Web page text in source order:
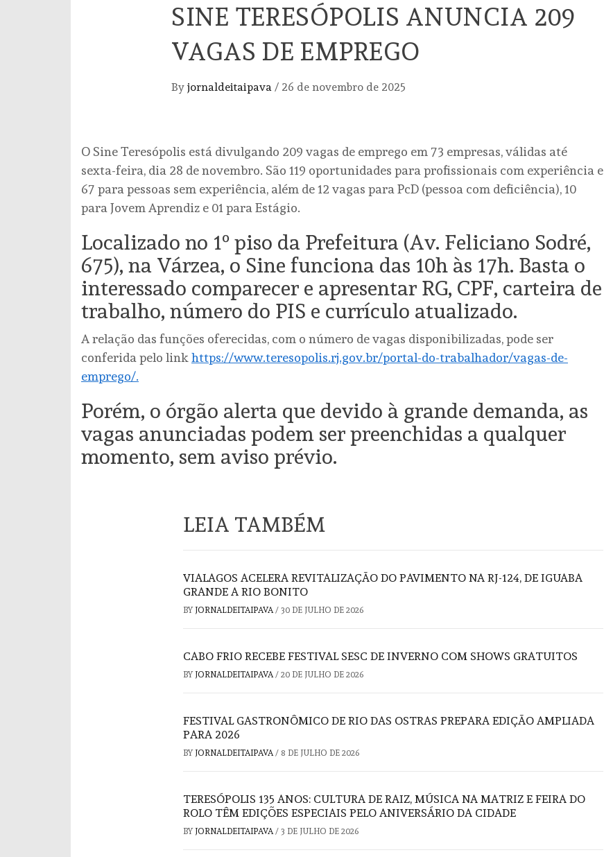
SINE TERESÓPOLIS ANUNCIA 209
VAGAS DE EMPREGO
By jornaldeitaipava / 26 de novembro de 2025
O Sine Teresópolis está divulgando 209 vagas de emprego em 73 empresas, válidas até
sexta-feira, dia 28 de novembro. São 119 oportunidades para profissionais com experiência e
67 para pessoas sem experiência, além de 12 vagas para PcD (pessoa com deficiência), 10
para Jovem Aprendiz e 01 para Estágio.
Localizado no 1º piso da Prefeitura (Av. Feliciano Sodré,
675), na Várzea, o Sine funciona das 10h às 17h. Basta o
interessado comparecer e apresentar RG, CPF, carteira de
trabalho, número do PIS e currículo atualizado.
A relação das funções oferecidas, com o número de vagas disponibilizadas, pode ser
conferida pelo link https://www.teresopolis.rj.gov.br/portal-do-trabalhador/vagas-de-
emprego/.
Porém, o órgão alerta que devido à grande demanda, as
vagas anunciadas podem ser preenchidas a qualquer
momento, sem aviso prévio.
LEIA TAMBÉM
VIALAGOS ACELERA REVITALIZAÇÃO DO PAVIMENTO NA RJ-124, DE IGUABA
GRANDE A RIO BONITO
BY JORNALDEITAIPAVA / 30 DE JULHO DE 2026
CABO FRIO RECEBE FESTIVAL SESC DE INVERNO COM SHOWS GRATUITOS
BY JORNALDEITAIPAVA / 20 DE JULHO DE 2026
FESTIVAL GASTRONÔMICO DE RIO DAS OSTRAS PREPARA EDIÇÃO AMPLIADA
PARA 2026
BY JORNALDEITAIPAVA / 8 DE JULHO DE 2026
TERESÓPOLIS 135 ANOS: CULTURA DE RAIZ, MÚSICA NA MATRIZ E FEIRA DO
ROLO TÊM EDIÇÕES ESPECIAIS PELO ANIVERSÁRIO DA CIDADE
BY JORNALDEITAIPAVA / 3 DE JULHO DE 2026